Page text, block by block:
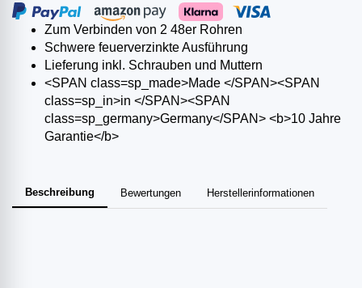
Zum Verbinden von 2 48er Rohren
Schwere feuerverzinkte Ausführung
Lieferung inkl. Schrauben und Muttern
<SPAN class=sp_made>Made </SPAN><SPAN
class=sp_in>in </SPAN><SPAN
class=sp_germany>Germany</SPAN> <b>10 Jahre
Garantie</b>
Beschreibung Bewertungen Herstellerinformationen